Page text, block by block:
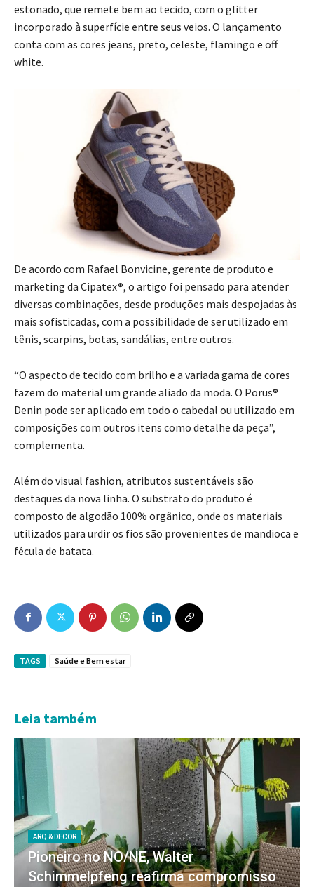
estonado, que remete bem ao tecido, com o glitter
incorporado à superfície entre seus veios. O lançamento
conta com as cores jeans, preto, celeste, flamingo e off
white.
De acordo com Rafael Bonvicine, gerente de produto e
marketing da Cipatex®, o artigo foi pensado para atender
diversas combinações, desde produções mais despojadas às
mais sofisticadas, com a possibilidade de ser utilizado em
tênis, scarpins, botas, sandálias, entre outros.
“O aspecto de tecido com brilho e a variada gama de cores
fazem do material um grande aliado da moda. O Porus®
Denin pode ser aplicado em todo o cabedal ou utilizado em
composições com outros itens como detalhe da peça”,
complementa.
Além do visual fashion, atributos sustentáveis são
destaques da nova linha. O substrato do produto é
composto de algodão 100% orgânico, onde os materiais
utilizados para urdir os fios são provenientes de mandioca e
fécula de batata.
TAGS Saúde e Bem estar
Leia também
ARQ & DECOR
Pioneiro no NO/NE, Walter
Schimmelpfeng reafirma compromisso